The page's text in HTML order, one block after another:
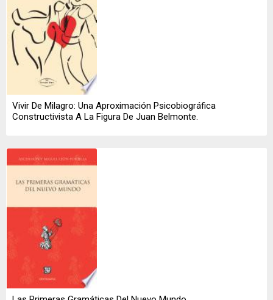
Vivir De Milagro: Una Aproximación Psicobiográfica
Constructivista A La Figura De Juan Belmonte.